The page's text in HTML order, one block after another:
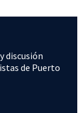
discusión
de Puerto